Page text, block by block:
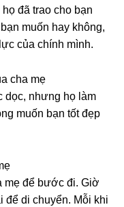
đã trao cho bạn
muốn hay không,
của chính mình.
cha mẹ
dọc, nhưnɡ họ làm
muốn bạn tốt đẹp
mẹ để bước đi. Giờ
để di chuyển. Mỗi khi